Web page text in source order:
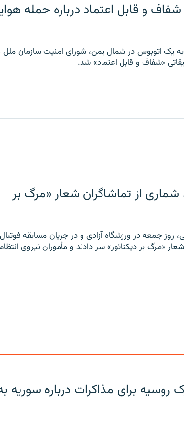
و قابل اعتماد درباره حمله
یک اتوبوس در شمال یمن، شورای امنیت سازمان
«شفاف و قابل اعتماد» شد.
شماری از تماشاگران شعار «مرگ بر
روز جمعه در ورزشگاه آزادی و در جریان مسابقه
«مرگ بر دیکتاتور» سر دادند و مأموران نیروی
برای مذاکرات درباره سوریه